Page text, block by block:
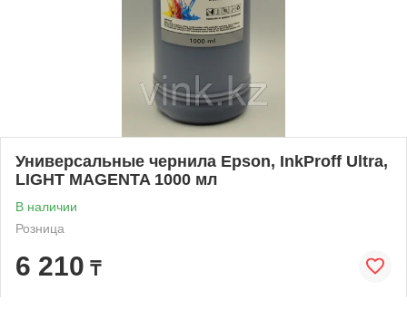
Универсальные чернила Epson, InkProff Ultra,
LIGHT MAGENTA 1000 мл
В наличии
Розница
6 210 ₸